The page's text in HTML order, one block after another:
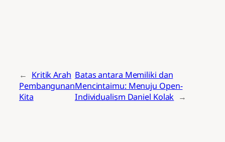
← Kritik Arah
Pembangunan
Kita
Batas antara Memiliki dan
Mencintaimu: Menuju Open-
Individualism Daniel Kolak →